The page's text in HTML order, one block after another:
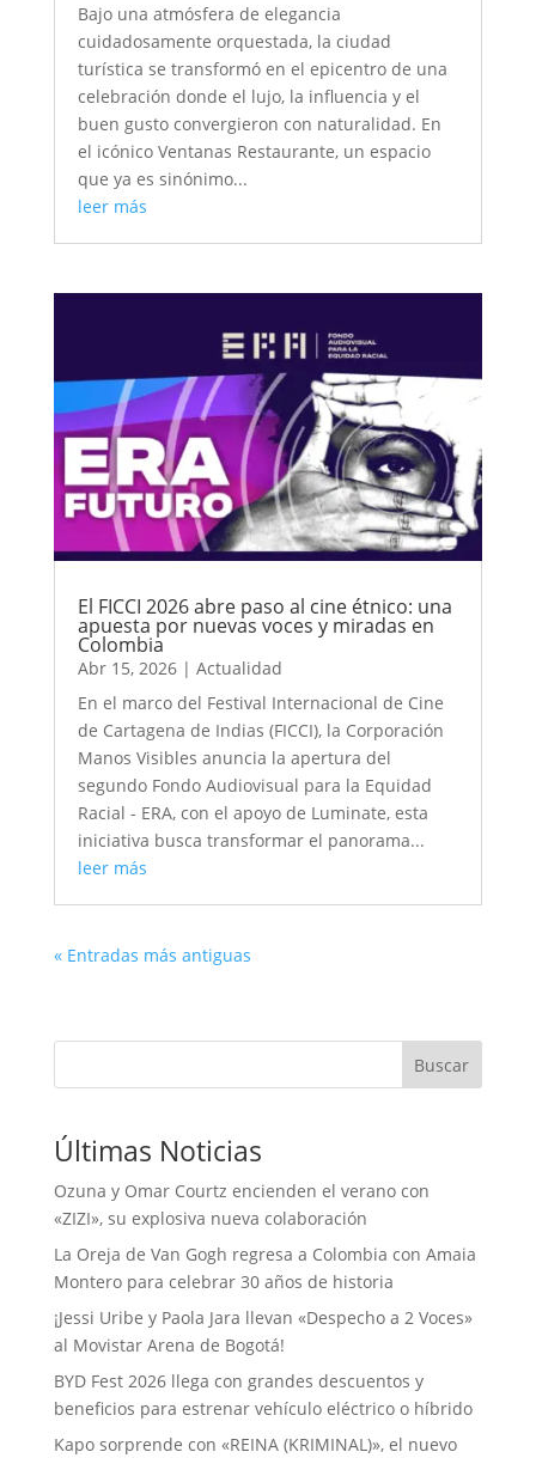
Bajo una atmósfera de elegancia
cuidadosamente orquestada, la ciudad
turística se transformó en el epicentro de una
celebración donde el lujo, la influencia y el
buen gusto convergieron con naturalidad. En
el icónico Ventanas Restaurante, un espacio
que ya es sinónimo...
leer más
El FICCI 2026 abre paso al cine étnico: una
apuesta por nuevas voces y miradas en
Colombia
Abr 15, 2026| Actualidad
En el marco del Festival Internacional de Cine
de Cartagena de Indias (FICCI), la Corporación
Manos Visibles anuncia la apertura del
segundo Fondo Audiovisual para la Equidad
Racial - ERA, con el apoyo de Luminate, esta
iniciativa busca transformar el panorama...
leer más
« Entradas más antiguas
Buscar
Últimas Noticias
Ozuna y Omar Courtz encienden el verano con
«ZIZI», su explosiva nueva colaboración
La Oreja de Van Gogh regresa a Colombia con Amaia
Montero para celebrar 30 años de historia
¡Jessi Uribe y Paola Jara llevan «Despecho a 2 Voces»
al Movistar Arena de Bogotá!
BYD Fest 2026 llega con grandes descuentos y
beneficios para estrenar vehículo eléctrico o híbrido
Kapo sorprende con «REINA (KRIMINAL)», el nuevo